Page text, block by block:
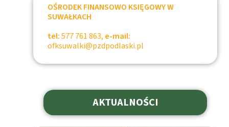
AKTUALNOŚCI
OŚRODEK FINANSOWO KSIĘGOWY W
SUWAŁKACH
tel:577 761 863, e-mail:
ofksuwalki@pzdpodlaski.pl